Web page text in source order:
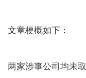
文章梗概如下：
两家涉事公司均未